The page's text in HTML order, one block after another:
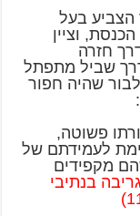
הצביע בעל
וציין
חזרה
דרך שביל מתפתל
שהיה חפור
פשוטה,
לעמידתם של
מקפידים
בנתיבי